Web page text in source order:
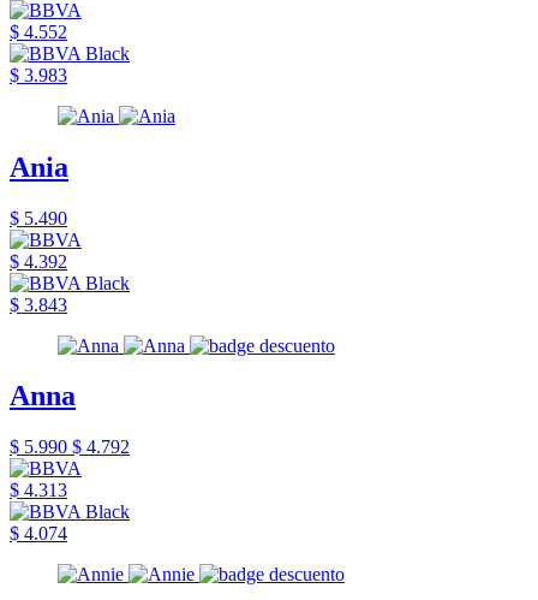
$ 4.552
$ 3.983
Ania
$ 5.490
$ 4.392
$ 3.843
Anna
$ 5.990 $ 4.792
$ 4.313
$ 4.074